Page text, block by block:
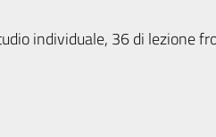
individuale, 36 di lezione